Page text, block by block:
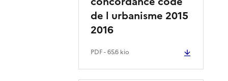
de l urbanisme 2015
2016
PDF- 65.6 kio